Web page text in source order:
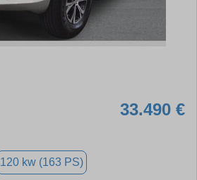
33.490 €
120 kw (163 PS)